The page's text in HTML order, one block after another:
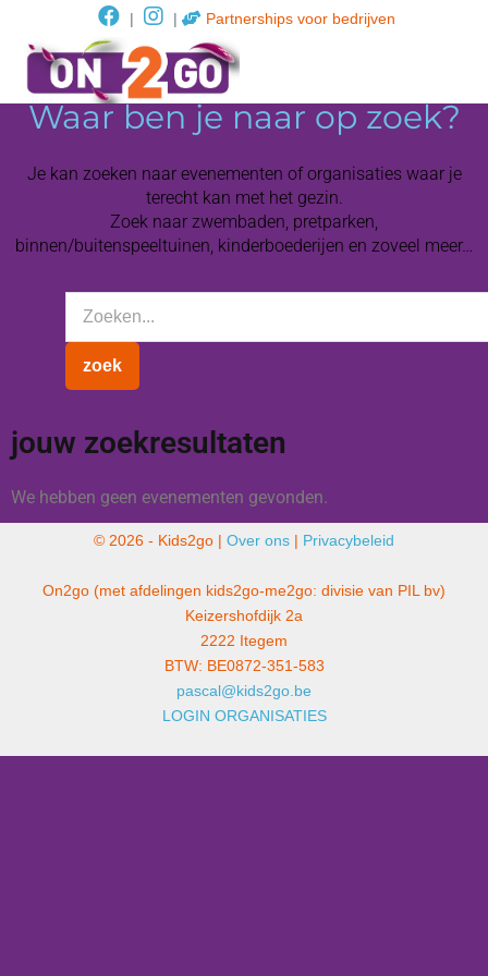
| | Partnerships voor bedrijven
Waar ben je naar op zoek?
Je kan zoeken naar evenementen of organisaties waar je
terecht kan met het gezin.
Zoek naar zwembaden, pretparken,
binnen/buitenspeeltuinen, kinderboederijen en zoveel meer…
jouw zoekresultaten
We hebben geen evenementen gevonden.
© 2026 - Kids2go | Over ons | Privacybeleid
On2go (met afdelingen kids2go-me2go: divisie van PIL bv)
Keizershofdijk 2a
2222 Itegem
BTW: BE0872-351-583
pascal@kids2go.be
LOGIN ORGANISATIES